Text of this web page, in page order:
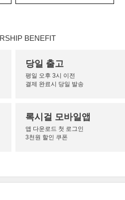
BENEFIT
당일 출고
평일 오후 3시 이전
결제 완료시 당일 발송
록시걸 모바일앱
앱 다운로드 첫 로그인
3천원 할인 쿠폰